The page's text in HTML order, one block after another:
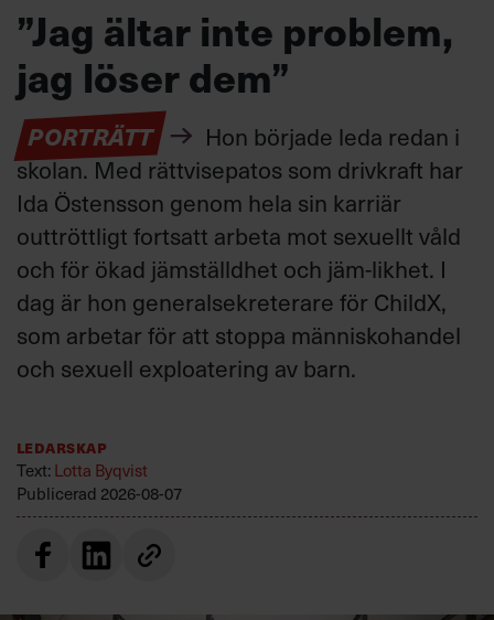
”Jag ältar inte problem,
jag löser dem”
PORTRÄTT
Hon började leda redan i
skolan. Med rättvisepatos som drivkraft har
Ida Östensson genom hela sin karriär
outtröttligt fortsatt arbeta mot sexuellt våld
och för ökad jämställdhet och jäm-likhet. I
dag är hon generalsekreterare för ChildX,
som arbetar för att stoppa människohandel
och sexuell exploatering av barn.
Ledarskap
Text: Lotta Byqvist
Publicerad 2026-08-07